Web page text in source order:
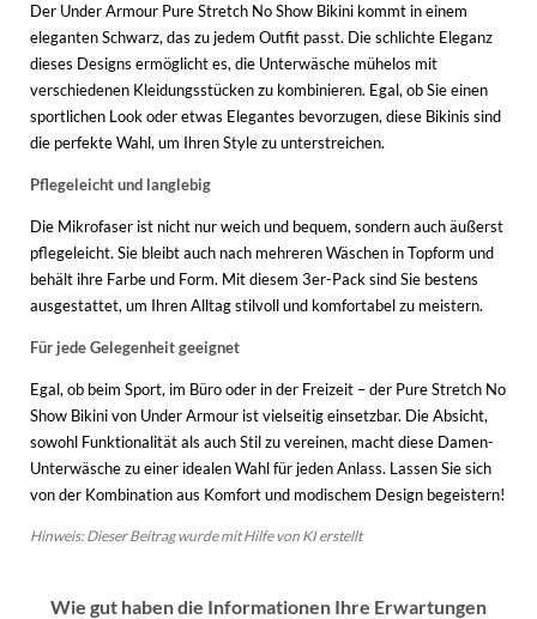
Der Under Armour Pure Stretch No Show Bikini kommt in einem
eleganten Schwarz, das zu jedem Outfit passt. Die schlichte Eleganz
dieses Designs ermöglicht es, die Unterwäsche mühelos mit
verschiedenen Kleidungsstücken zu kombinieren. Egal, ob Sie einen
sportlichen Look oder etwas Elegantes bevorzugen, diese Bikinis sind
die perfekte Wahl, um Ihren Style zu unterstreichen.
Pflegeleicht und langlebig
Die Mikrofaser ist nicht nur weich und bequem, sondern auch äußerst
pflegeleicht. Sie bleibt auch nach mehreren Wäschen in Topform und
behält ihre Farbe und Form. Mit diesem 3er-Pack sind Sie bestens
ausgestattet, um Ihren Alltag stilvoll und komfortabel zu meistern.
Für jede Gelegenheit geeignet
Egal, ob beim Sport, im Büro oder in der Freizeit – der Pure Stretch No
Show Bikini von Under Armour ist vielseitig einsetzbar. Die Absicht,
sowohl Funktionalität als auch Stil zu vereinen, macht diese Damen-
Unterwäsche zu einer idealen Wahl für jeden Anlass. Lassen Sie sich
von der Kombination aus Komfort und modischem Design begeistern!
Hinweis: Dieser Beitrag wurde mit Hilfe von KI erstellt
Wie gut haben die Informationen Ihre Erwartungen